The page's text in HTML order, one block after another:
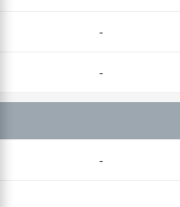
-
-
-